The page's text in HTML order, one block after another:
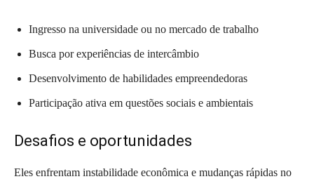
Ingresso na universidade ou no mercado de trabalho
Busca por experiências de intercâmbio
Desenvolvimento de habilidades empreendedoras
Participação ativa em questões sociais e ambientais
Desafios e oportunidades
Eles enfrentam instabilidade econômica e mudanças rápidas no